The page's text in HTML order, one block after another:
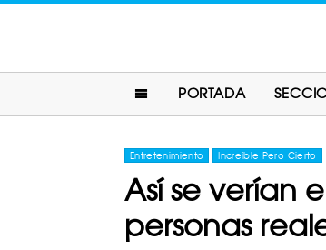
PORTADA
Entretenimiento Increíble Pero Cierto
Así se verían
personas